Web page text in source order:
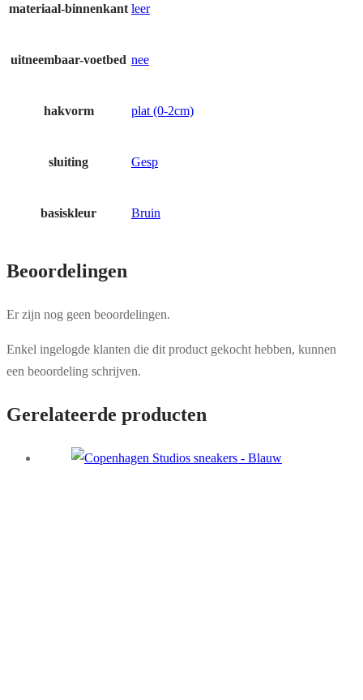
materiaal-binnenkant leer
uitneembaar-voetbed nee
hakvorm plat (0-2cm)
sluiting Gesp
basiskleur Bruin
Beoordelingen
Er zijn nog geen beoordelingen.
Enkel ingelogde klanten die dit product gekocht hebben, kunnen
een beoordeling schrijven.
Gerelateerde producten